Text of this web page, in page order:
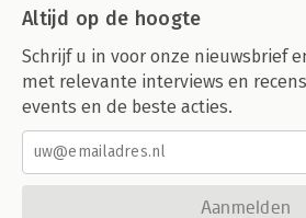
Altijd op de hoogte
Schrijf u in voor onze nieuwsbrief
met relevante interviews en
events en de beste acties.
Aanmelden